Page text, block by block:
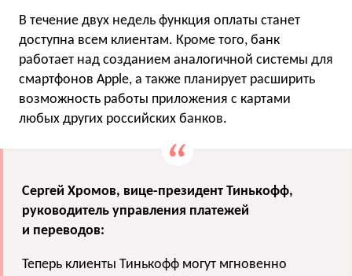
В течение двух недель функция оплаты станет
доступна всем клиентам. Кроме того, банк
работает над созданием аналогичной системы для
смартфонов Apple, а также планирует расширить
возможность работы приложения с картами
любых других российских банков.
Сергей Хромов, вице-президент Тинькофф,
руководитель управления платежей
и переводов:
Теперь клиенты Тинькофф могут мгновенно